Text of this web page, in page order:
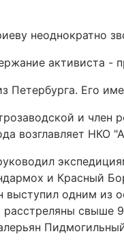
неоднократно
активиста -
Петербурга. Его
и член
возглавляет НКО
и Красный
одним из
свыше